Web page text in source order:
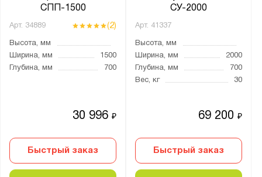
СПП-1500
Арт. 34889 (2)
Высота, мм
Ширина, мм
1500
Глубина, мм
700
30 996₽
Быстрый заказ
СУ-2000
Арт. 41337
Высота, мм
Ширина, мм
2000
Глубина, мм
700
Вес, кг
30
69 200₽
Быстрый заказ